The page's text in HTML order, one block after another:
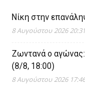
Νίκη στην
8 Αυγούστου 2026 20:31
Ζωντανά ο
(8/8, 18:00)
8 Αυγούστου 2026 17:46